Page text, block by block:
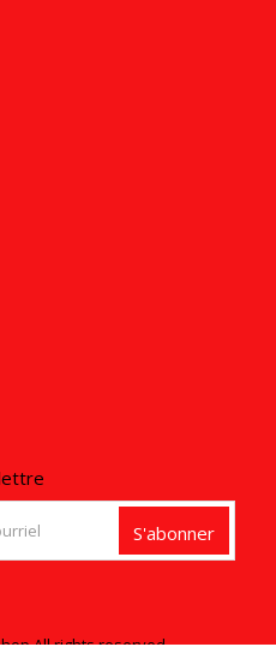
S'abonner
All rights reserved.